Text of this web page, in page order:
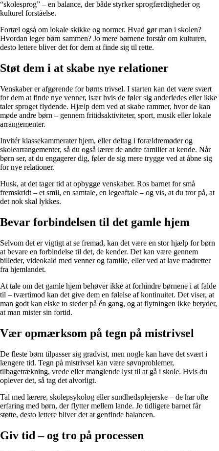
“skolesprog” – en balance, der både styrker sprogfærdigheder og
kulturel forståelse.
Fortæl også om lokale skikke og normer. Hvad gør man i skolen?
Hvordan leger børn sammen? Jo mere børnene forstår om kulturen,
desto lettere bliver det for dem at finde sig til rette.
Støt dem i at skabe nye relationer
Venskaber er afgørende for børns trivsel. I starten kan det være svært
for dem at finde nye venner, især hvis de føler sig anderledes eller ikke
taler sproget flydende. Hjælp dem ved at skabe rammer, hvor de kan
møde andre børn – gennem fritidsaktiviteter, sport, musik eller lokale
arrangementer.
Invitér klassekammerater hjem, eller deltag i forældremøder og
skolearrangementer, så du også lærer de andre familier at kende. Når
børn ser, at du engagerer dig, føler de sig mere trygge ved at åbne sig
for nye relationer.
Husk, at det tager tid at opbygge venskaber. Ros barnet for små
fremskridt – et smil, en samtale, en legeaftale – og vis, at du tror på, at
det nok skal lykkes.
Bevar forbindelsen til det gamle hjem
Selvom det er vigtigt at se fremad, kan det være en stor hjælp for børn
at bevare en forbindelse til det, de kender. Det kan være gennem
billeder, videokald med venner og familie, eller ved at lave madretter
fra hjemlandet.
At tale om det gamle hjem behøver ikke at forhindre børnene i at falde
til – tværtimod kan det give dem en følelse af kontinuitet. Det viser, at
man godt kan elske to steder på én gang, og at flytningen ikke betyder,
at man mister sin fortid.
Vær opmærksom på tegn på mistrivsel
De fleste børn tilpasser sig gradvist, men nogle kan have det svært i
længere tid. Tegn på mistrivsel kan være søvnproblemer,
tilbagetrækning, vrede eller manglende lyst til at gå i skole. Hvis du
oplever det, så tag det alvorligt.
Tal med lærere, skolepsykolog eller sundhedsplejerske – de har ofte
erfaring med børn, der flytter mellem lande. Jo tidligere barnet får
støtte, desto lettere bliver det at genfinde balancen.
Giv tid – og tro på processen